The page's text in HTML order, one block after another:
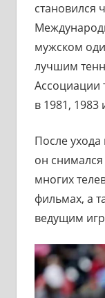
становился
мужском
лучшим
Ассоциации
в 1981, 1983
После
он снимался
многих
фильмах, а
ведущим